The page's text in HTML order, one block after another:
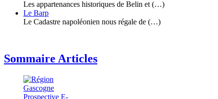
Les appartenances historiques de Belin et (…)
Le Barp
Le Cadastre napoléonien nous régale de (…)
Sommaire Articles